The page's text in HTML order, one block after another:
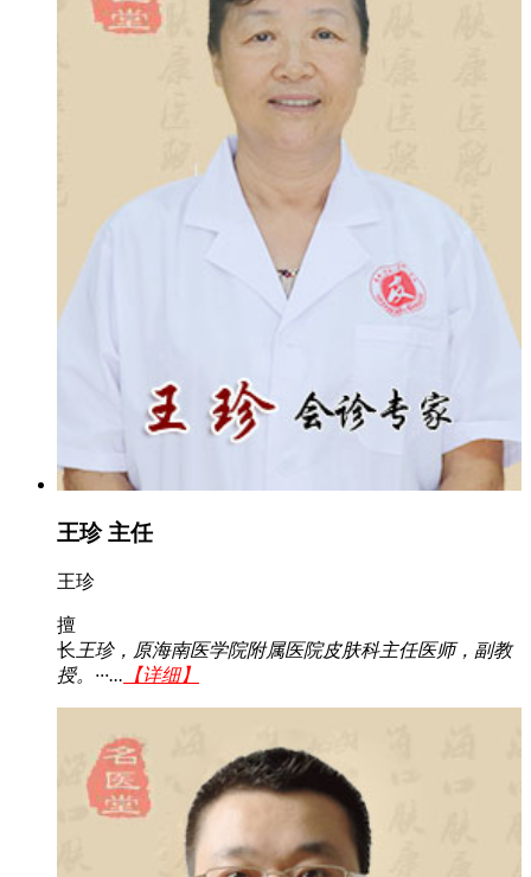
王珍 主任
王珍
擅
长王珍，原海南医学院附属医院皮肤科主任医师，副教
授。···... 【详细】